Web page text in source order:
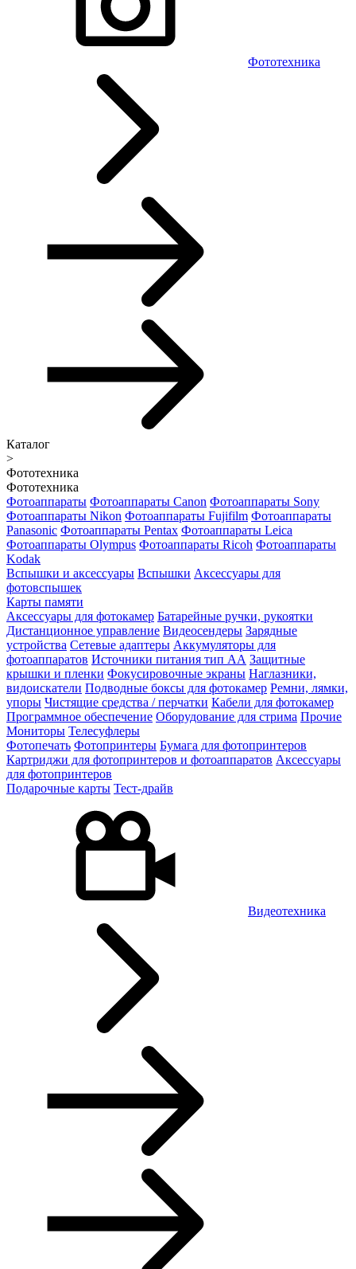
Фототехника
Каталог
>
Фототехника
Фототехника
Фотоаппараты Фотоаппараты Canon Фотоаппараты Sony
Фотоаппараты Nikon Фотоаппараты Fujifilm Фотоаппараты
Panasonic Фотоаппараты Pentax Фотоаппараты Leica
Фотоаппараты Olympus Фотоаппараты Ricoh Фотоаппараты
Kodak
Вспышки и аксессуары Вспышки Аксессуары для
фотовспышек
Карты памяти
Аксессуары для фотокамер Батарейные ручки, рукоятки
Дистанционное управление Видеосендеры Зарядные
устройства Сетевые адаптеры Аккумуляторы для
фотоаппаратов Источники питания тип АА Защитные
крышки и пленки Фокусировочные экраны Наглазники,
видоискатели Подводные боксы для фотокамер Ремни, лямки,
упоры Чистящие средства / перчатки Кабели для фотокамер
Программное обеспечение Оборудование для стрима Прочие
Мониторы Телесуфлеры
Фотопечать Фотопринтеры Бумага для фотопринтеров
Картриджи для фотопринтеров и фотоаппаратов Аксессуары
для фотопринтеров
Подарочные карты Тест-драйв
Видеотехника